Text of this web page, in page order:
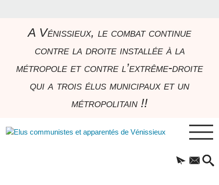
A Vénissieux, le combat continue
contre la droite installée à la
métropole et contre l’extrême-droite
qui a trois élus municipaux et un
métropolitain !!